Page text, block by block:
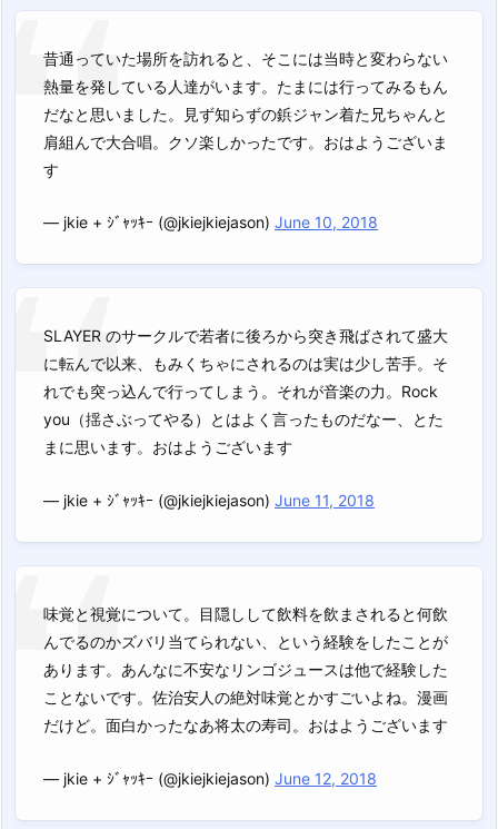
昔通っていた場所を訪れると、そこには当時と変わらない
熱量を発している人達がいます。たまには行ってみるもん
だなと思いました。見ず知らずの鋲ジャン着た兄ちゃんと
肩組んで大合唱。クソ楽しかったです。おはようございま
す
— jkie + ｼﾞｬｯｷｰ (@jkiejkiejason) June 10, 2018
SLAYER のサークルで若者に後ろから突き飛ばされて盛大
に転んで以来、もみくちゃにされるのは実は少し苦手。そ
れでも突っ込んで行ってしまう。それが音楽の力。Rock
you（揺さぶってやる）とはよく言ったものだなー、とた
まに思います。おはようございます
— jkie + ｼﾞｬｯｷｰ (@jkiejkiejason) June 11, 2018
味覚と視覚について。目隠しして飲料を飲まされると何飲
んでるのかズバリ当てられない、という経験をしたことが
あります。あんなに不安なリンゴジュースは他で経験した
ことないです。佐治安人の絶対味覚とかすごいよね。漫画
だけど。面白かったなあ将太の寿司。おはようございます
— jkie + ｼﾞｬｯｷｰ (@jkiejkiejason) June 12, 2018